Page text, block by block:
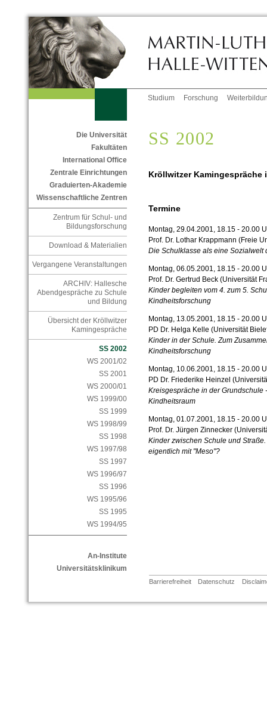
Studium Forschung
Die Universität
Fakultäten
International Office
Zentrale Einrichtungen
Graduierten-Akademie
Wissenschaftliche Zentren
Zentrum für Schul- und
Bildungsforschung
Download & Materialien
Vergangene Veranstaltungen
ARCHIV: Hallesche
Abendgespräche zu Schule
und Bildung
Übersicht der Kröllwitzer
Kamingespräche
SS 2002
WS 2001/02
SS 2001
WS 2000/01
WS 1999/00
SS 1999
WS 1998/99
SS 1998
WS 1997/98
SS 1997
WS 1996/97
SS 1996
WS 1995/96
SS 1995
WS 1994/95
An-Institute
Universitätsklinikum
SS 2002
Kröllwitzer Kamingespräche
Termine
Montag, 29.04.2001, 18.15 - 20.00
Prof. Dr. Lothar Krappmann (Freie
Die Schulklasse als eine Sozialwelt
Montag, 06.05.2001, 18.15 - 20.00
Prof. Dr. Gertrud Beck (Universität
Kinder begleiten vom 4. zum 5.
Kindheitsforschung
Montag, 13.05.2001, 18.15 - 20.00
PD Dr. Helga Kelle (Universität
Kinder in der Schule. Zum
Kindheitsforschung
Montag, 10.06.2001, 18.15 - 20.00
PD Dr. Friederike Heinzel
Kreisgespräche in der Grundschule
Kindheitsraum
Montag, 01.07.2001, 18.15 - 20.00
Prof. Dr. Jürgen Zinnecker
Kinder zwischen Schule und
eigentlich mit "Meso"?
Barrierefreiheit Datenschutz